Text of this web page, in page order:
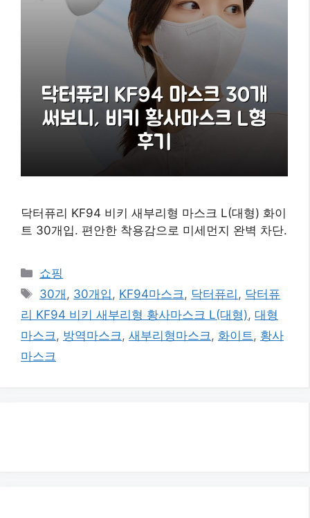
닥터퓨리 KF94 비키 새부리형 마스크 L(대형) 화이
트 30개입. 편안한 착용감으로 미세먼지 완벽 차단.
카
테
리
쇼핑
태
그
30개 , 30개입 , KF94마스크 , 닥터퓨리 , 닥터퓨
리 KF94 비키 새부리형 황사마스크 L(대형), 대형
마스크 , 방역마스크 , 새부리형마스크 , 화이트 , 황사
마스크